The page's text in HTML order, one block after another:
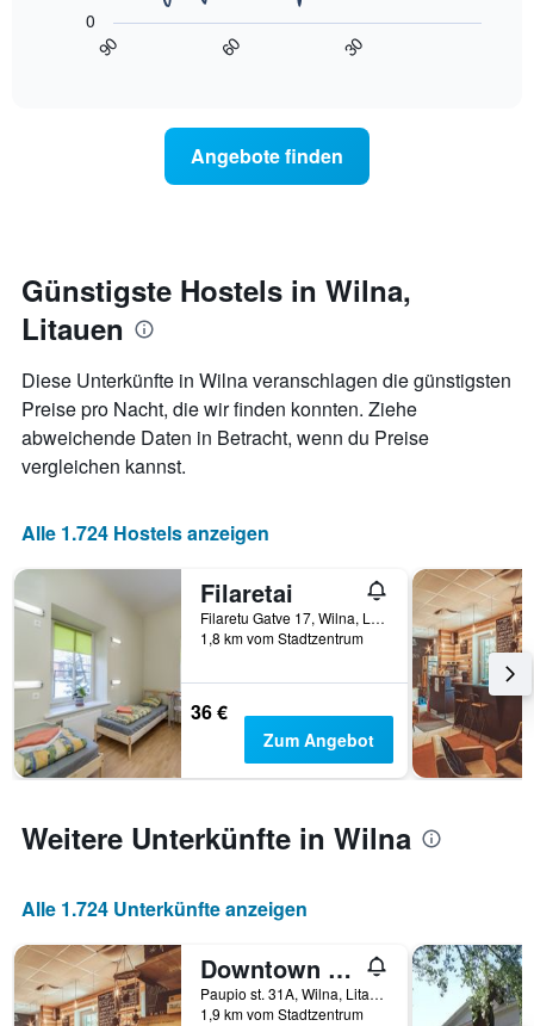
Wochentage
durchschnittlichen
Zimmerpreis
anzeigt.
Diagramm
näher
das
Aufenthaltsdatum
rückt.
Diagramm
hat
1
X-
Achse,
die
der
vor
dem
Aufenthalt
anzeigt
Das
Diagramm
hat
1
die
Zimmerpreis
90 60 30
0
Angebote finden
Günstigste Hostels in Wilna,
Litauen
Diese Unterkünfte in Wilna veranschlagen die günstigsten
Preise pro Nacht, die wir finden konnten. Ziehe
abweichende Daten in Betracht, wenn du Preise
vergleichen kannst.
Alle 1.724 Hostels anzeigen
Filaretai
Filaretu Gatve 17, Wilna, Litauen
1,8 km vom Stadtzentrum
36 €
Zum Angebot
Weitere Unterkünfte in Wilna
Alle 1.724 Unterkünfte anzeigen
Downtown Forest Hostel & Camping
Paupio st. 31A, Wilna, Litauen
1,9 km vom Stadtzentrum